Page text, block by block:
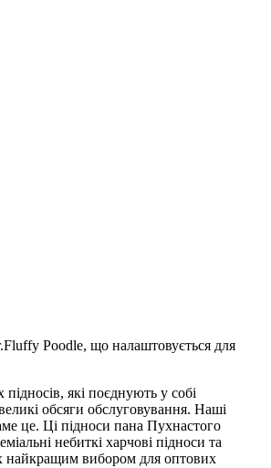
Poodle, що налаштовується для
які поєднують у собі
обсяги обслуговування. Наші
це. Ці підноси пана Пухнастого
небиткі харчові підноси та
найкращим вибором для оптових